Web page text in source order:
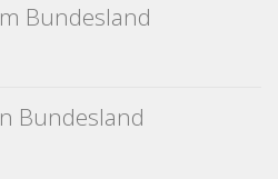
Bundesland
Bundesland